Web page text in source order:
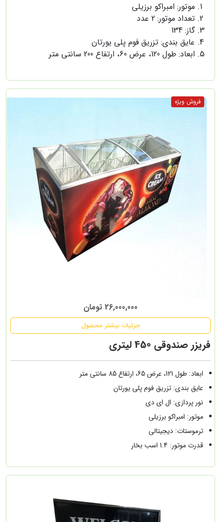
موتور: امبراکو برزیلی
تعداد موتور: 2 عدد
گاز: 134
عایق بندی: تزریق فوم پلی یورتان
ابعاد: طول 120، عرض 60، ارتفاع 200 سانتی متر
26,000,000 تومان
جزئیات بیشتر محصول
فریزر صندوقی 450 لیتری
ابعاد: طول 121، عرض 65، ارتفاع 85 سانتی متر
عایق بندی: تزریق فوم پلی یورتان
نور پردازی: ال ای دی
موتور: امبراکو برزیلی
ترموستات: دیجیتالی
قدرت موتور: 1.4 اسب بخار